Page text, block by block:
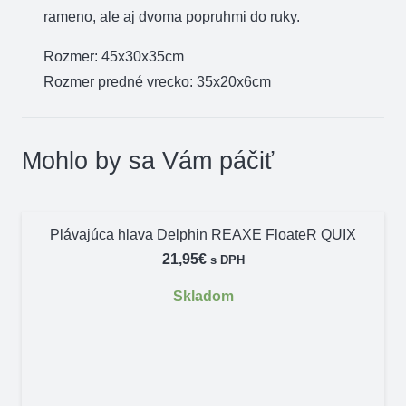
rameno, ale aj dvoma popruhmi do ruky.
Rozmer: 45x30x35cm
Rozmer predné vrecko: 35x20x6cm
Mohlo by sa Vám páčiť
Plávajúca hlava Delphin REAXE FloateR QUIX
21,95€ s DPH
Skladom